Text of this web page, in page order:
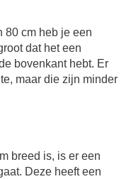
80 cm heb je een
dat het een
bovenkant hebt. Er
maar die zijn minder
breed is, is er een
Deze heeft een